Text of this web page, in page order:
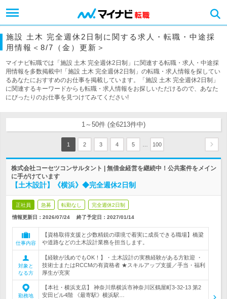
施設 土木 完全週休2日制に関する求人・転職・中途採
用情報＜8/7（金）更新＞
マイナビ転職では「施設 土木 完全週休2日制」に関連する転職・求人・中途採
用情報を多数掲載中!「施設 土木 完全週休2日制」の転職・求人情報を探してい
るあなたにおすすめのお仕事を掲載しています。「施設 土木 完全週休2日制」
に関連するキーワードからも転職・求人情報をお探しいただけるので、あなた
にぴったりのお仕事を見つけてみてください!
1～50件 (全6213件中)
1 2 3 4 5 100
株式会社コーセツコンサルタント | 無借金経営を継続中！公共案件をメイン
に手がけています
【土木設計】《横浜》◆完全週休2日制
正社員 急募 転勤なし 完全週休2日制
情報更新日：2026/07/24 終了予定日： 2027/01/14
仕事内容
【資格取得支援と少数精鋭の環境で着実に成長できる職場】橋梁
や道路などの土木設計業務を担当します。
対象と
なる方
【経験が浅めでもOK！】・土木設計の実務経験がある方歓迎 ・
技術士またはRCCMの有資格者 ★スキルアップ支援／手当・福利
厚生が充実
勤務地
【本社・横浜支店】 神奈川県横浜市神奈川区鶴屋町3-32-13 第2
安田ビル4階 《最寄駅》横浜駅…